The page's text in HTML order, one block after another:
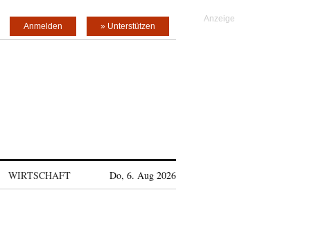
» Unterstützen
Anmelden
WIRTSCHAFT Do, 6. Aug 2026